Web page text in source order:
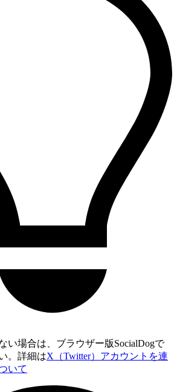
い場合は、ブラウザー版SocialDogで
。詳細はX（Twitter）アカウントを連
いて